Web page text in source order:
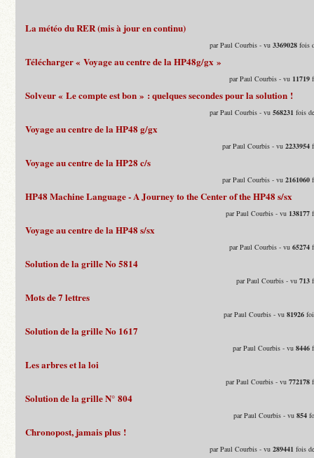
La météo du RER (mis à jour en continu)
par Paul Courbis - vu3369028 fois
Télécharger « Voyage au centre de la HP48g/gx »
par Paul Courbis - vu 11719
Solveur « Le compte est bon » : quelques secondes pour la solution !
par Paul Courbis - vu568231 fois
Voyage au centre de la HP48 g/gx
par Paul Courbis - vu2233954
Voyage au centre de la HP28 c/s
par Paul Courbis - vu2161060
HP48 Machine Language - A Journey to the Center of the HP48 s/sx
par Paul Courbis - vu 138177
Voyage au centre de la HP48 s/sx
par Paul Courbis - vu65274
Solution de la grille No 5814
par Paul Courbis - vu713
Mots de 7 lettres
par Paul Courbis - vu81926
Solution de la grille No 1617
par Paul Courbis - vu8446
Les arbres et la loi
par Paul Courbis - vu772178
Solution de la grille N° 804
par Paul Courbis - vu854
Chronopost, jamais plus !
par Paul Courbis - vu289441 fois